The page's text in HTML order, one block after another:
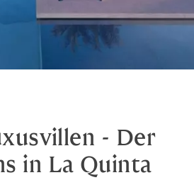
- Der
in La Quinta